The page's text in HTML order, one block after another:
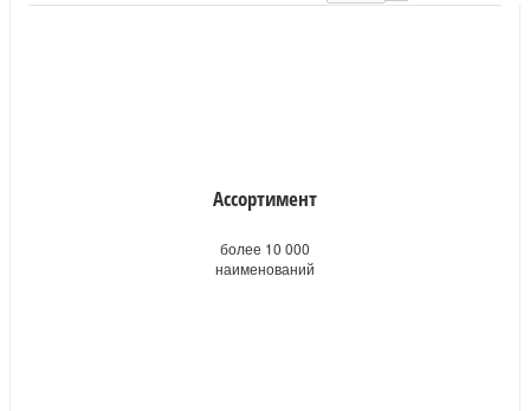
Ассортимент
более 10 000
наименований